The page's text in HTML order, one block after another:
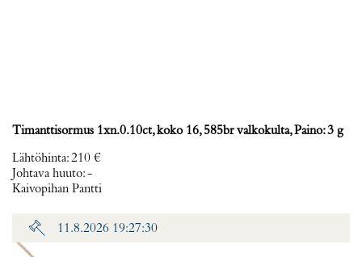
Timanttisormus 1xn.0.10ct, koko 16, 585br valkokulta, Paino: 3 g
Lähtöhinta:210 €
Johtava huuto:-
Kaivopihan Pantti
11.8.2026 19:27:30